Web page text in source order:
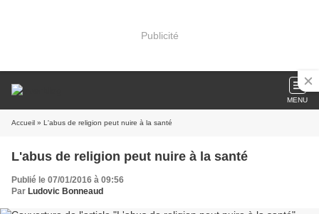
Publicité
MENU
Accueil » L'abus de religion peut nuire à la santé
L'abus de religion peut nuire à la santé
Publié le 07/01/2016 à 09:56
Par Ludovic Bonneaud